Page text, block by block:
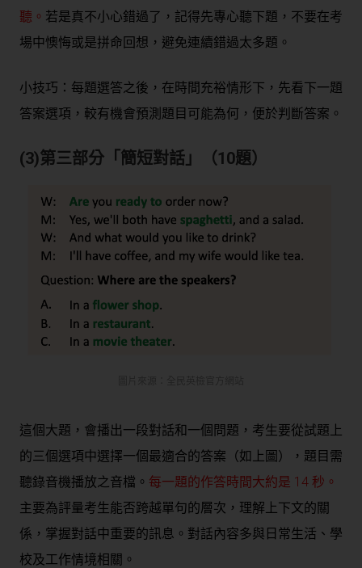
聽。 若是真不小心錯過了，記得先專心聽下題，不要在考
場中懊悔或是拼命回想，避免連續錯過太多題。
小技巧：每題選答之後，在時間充裕情形下，先看下一題
答案選項，較有機會預測題目可能為何，便於判斷答案。
(3)第三部分「簡短對話」（10題）
這個大題，會播出一段對話和一個問題，考生要從試題上
的三個選項中選擇一個最適合的答案（如上圖），題目需
聽錄音機播放之音檔。 每一題的作答時間大約是 14 秒。
主要為評量考生能否跨越單句的層次，理解上下文的關
係，掌握對話中重要的訊息。對話內容多與日常生活、學
校及工作情境相關。